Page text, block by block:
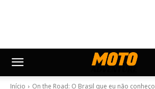
Início On the Road: O Brasil que eu não conheço